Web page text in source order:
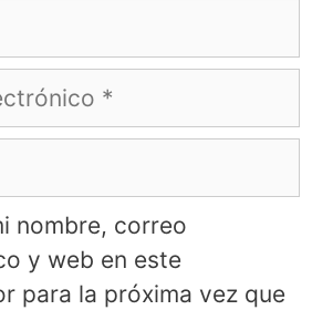
nombre, correo
y web en este
para la próxima vez que